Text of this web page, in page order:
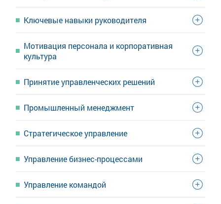
Ключевые навыки руководителя
Мотивация персонала и корпоративная
культура
Принятие управленческих решений
Промышленный менеджмент
Стратегическое управление
Управление бизнес-процессами
Управление командой